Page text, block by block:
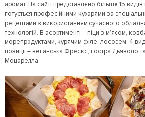
аромат. На сайті представлено більше 15
готується професійними кухарями за
рецептами з використанням сучасного
технологій. В асортименті – піци з м’ясом,
морепродуктами, курячим філе, лососем, 4
позиції – веганська Фреско, гостра Дьяволо
Моцарелла.